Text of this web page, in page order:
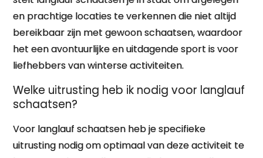
en prachtige locaties te verkennen die niet altijd
bereikbaar zijn met gewoon schaatsen, waardoor
het een avontuurlijke en uitdagende sport is voor
liefhebbers van winterse activiteiten.
Welke uitrusting heb ik nodig voor langlauf
schaatsen?
Voor langlauf schaatsen heb je specifieke
uitrusting nodig om optimaal van deze activiteit te